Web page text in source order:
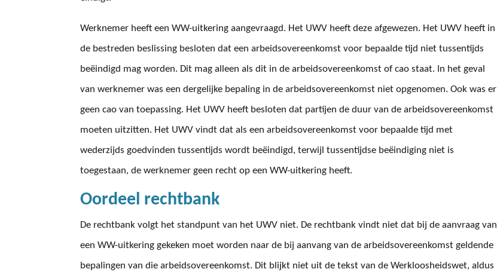
Werknemer heeft een WW-uitkering aangevraagd. Het UWV heeft deze afgewezen. Het UWV heeft in
de bestreden beslissing besloten dat een arbeidsovereenkomst voor bepaalde tijd niet tussentijds
beëindigd mag worden. Dit mag alleen als dit in de arbeidsovereenkomst of cao staat. In het geval
van werknemer was een dergelijke bepaling in de arbeidsovereenkomst niet opgenomen. Ook was er
geen cao van toepassing. Het UWV heeft besloten dat partijen de duur van de arbeidsovereenkomst
moeten uitzitten. Het UWV vindt dat als een arbeidsovereenkomst voor bepaalde tijd met
wederzijds goedvinden tussentijds wordt beëindigd, terwijl tussentijdse beëindiging niet is
toegestaan, de werknemer geen recht op een WW-uitkering heeft.
Oordeel rechtbank
De rechtbank volgt het standpunt van het UWV niet. De rechtbank vindt niet dat bij de aanvraag van
een WW-uitkering gekeken moet worden naar de bij aanvang van de arbeidsovereenkomst geldende
bepalingen van die arbeidsovereenkomst. Dit blijkt niet uit de tekst van de Werkloosheidswet, aldus